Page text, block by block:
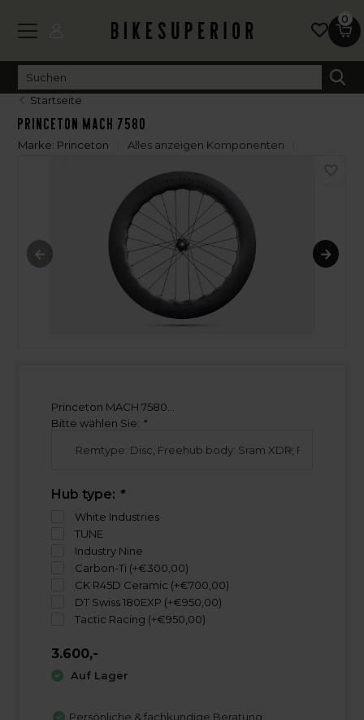
0
Startseite
Princeton MACH 7580
Marke: Princeton Alles anzeigen Komponenten
Princeton MACH 7580...
Bitte wählen Sie: *
Hub type: *
White Industries
TUNE
Industry Nine
Carbon-Ti (+€300,00)
CK R45D Ceramic (+€700,00)
DT Swiss 180EXP (+€950,00)
Tactic Racing (+€950,00)
3.600,-
Auf Lager
Persönliche & fachkundige Beratung